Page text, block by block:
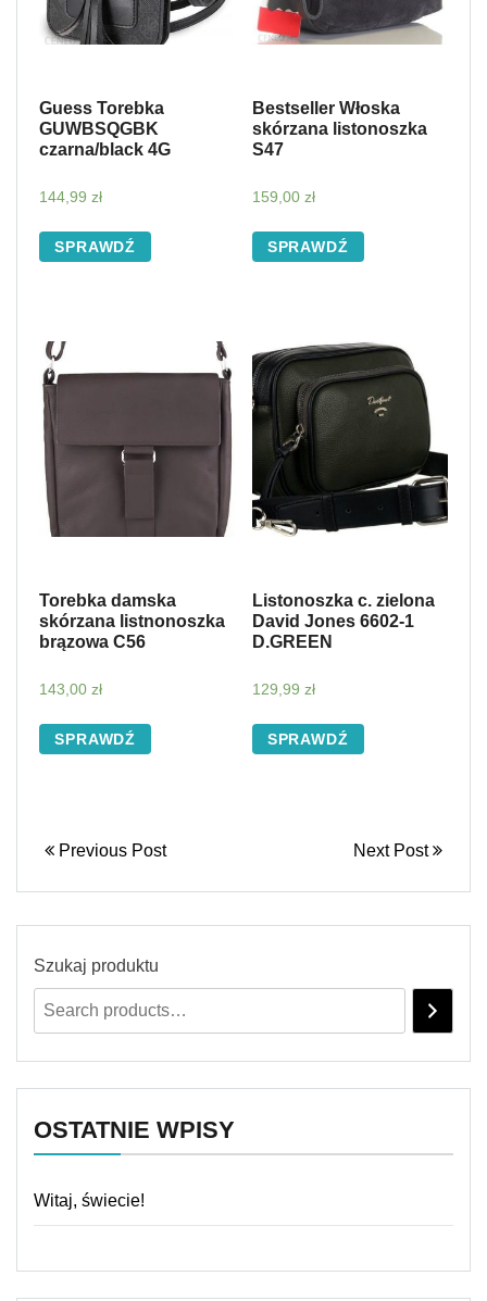
Guess Torebka
GUWBSQGBK
czarna/black 4G
144,99 zł
SPRAWDŹ
Bestseller Włoska
skórzana listonoszka
S47
159,00 zł
SPRAWDŹ
Torebka damska
skórzana listnonoszka
brązowa C56
143,00 zł
SPRAWDŹ
Listonoszka c. zielona
David Jones 6602-1
D.GREEN
129,99 zł
SPRAWDŹ
Previous Post Next Post
Szukaj produktu
OSTATNIE WPISY
Witaj, świecie!